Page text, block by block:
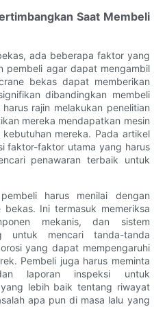
Saat Membeli
ada beberapa faktor yang
pembeli agar dapat mengambil
bekas dapat memberikan
dibandingkan membeli
rajin melakukan penelitian
mereka mendapatkan mesin
mereka. Pada artikel
faktor-faktor utama yang harus
penawaran terbaik untuk
harus menilai dengan
Ini termasuk memeriksa
mekanis, dan sistem
untuk mencari tanda-tanda
yang dapat mempengaruhi
Pembeli juga harus meminta
laporan inspeksi untuk
lebih baik tentang riwayat
apa pun di masa lalu yang